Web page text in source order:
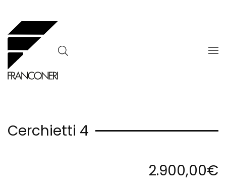
Skip to main content
Cerchietti 4
2.900,00€